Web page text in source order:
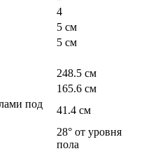
4
5 см
5 см
248.5 см
165.6 см
под
41.4 см
28° от уровня
пола